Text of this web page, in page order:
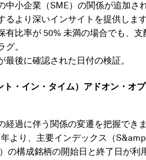
中小企業（SME）の関係が追加さ
るより深いインサイトを提供します
有比率が 50% 未満の場合でも、
グ。
最後に確認された日付の検証。
ト・イン・タイム）アドオン・オ
経過に伴う関係の変遷を把握できま
年より、主要インデックス（
の構成銘柄の開始日と終了日が利